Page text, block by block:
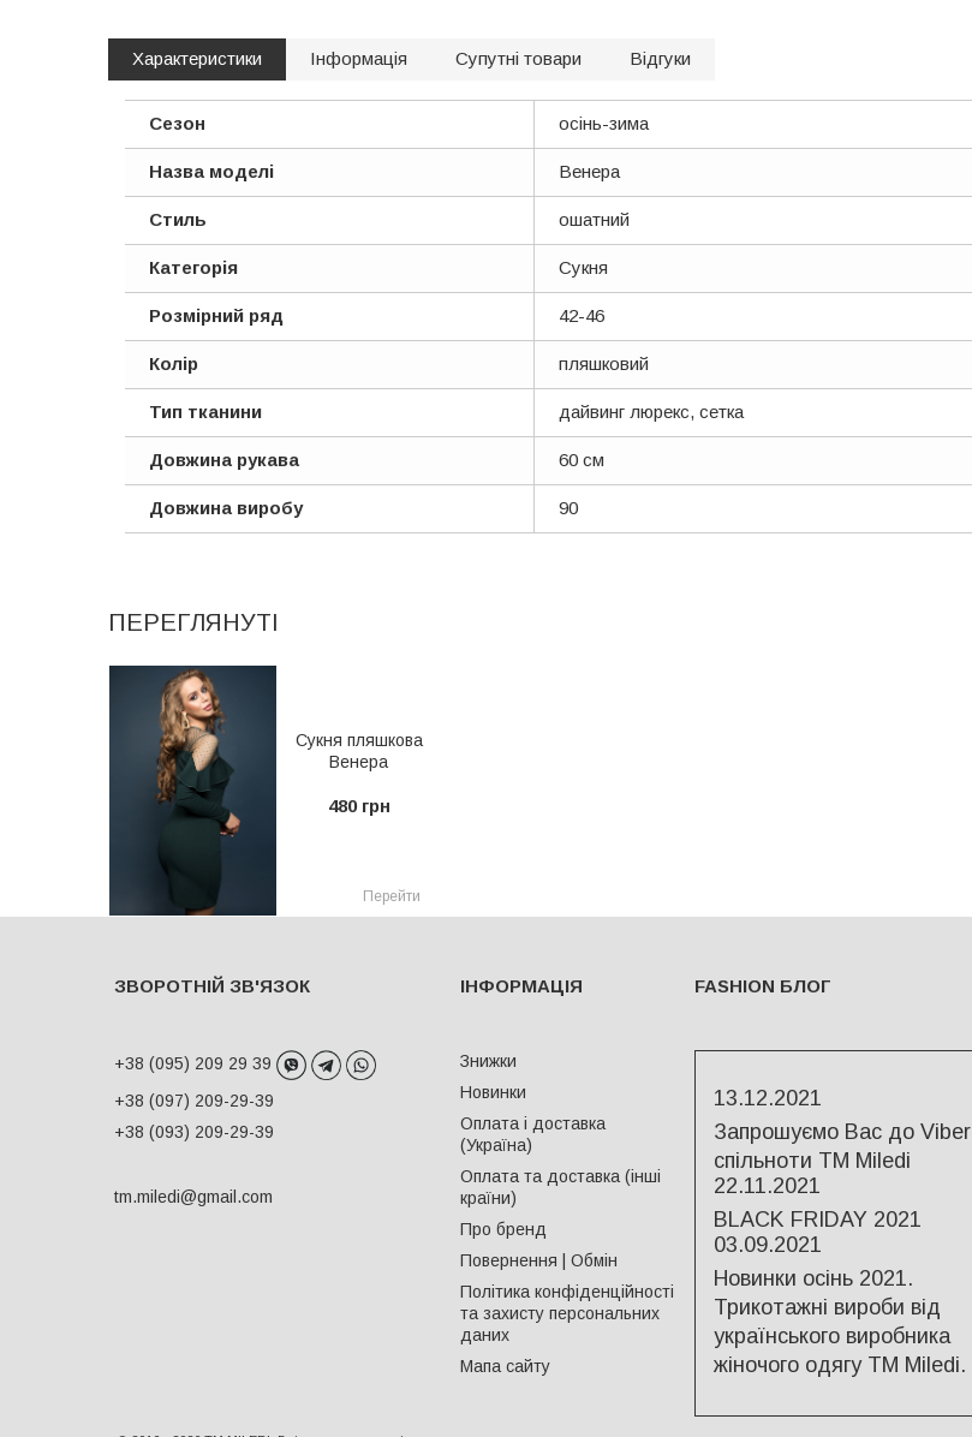
Характеристики Інформація Супутні товари Відгуки
Сезон осінь-зима
Назва моделі Венера
Стиль ошатний
Категорія Сукня
Розмірний ряд 42-46
Колір пляшковий
Тип тканини дайвинг люрекс, сетка
Довжина рукава 60 см
Довжина виробу 90
ПЕРЕГЛЯНУТІ
Сукня пляшкова
Венера
480 грн
Перейти
ЗВОРОТНІЙ ЗВ'ЯЗОК
+38 (095) 209 29 39
+38 (097) 209-29-39
+38 (093) 209-29-39
tm.miledi@gmail.com
ІНФОРМАЦІЯ
Знижки
Новинки
Оплата і доставка
(Україна)
Оплата та доставка (інші
країни)
Про бренд
Повернення | Обмін
Політика конфіденційності
та захисту персональних
даних
Мапа сайту
FASHION БЛОГ
13.12.2021
Запрошуємо Вас до Viber
спільноти ТМ Miledi
22.11.2021
BLACK FRIDAY 2021
03.09.2021
Новинки осінь 2021.
Трикотажні вироби від
українського виробника
жіночого одягу ТМ Miledi.